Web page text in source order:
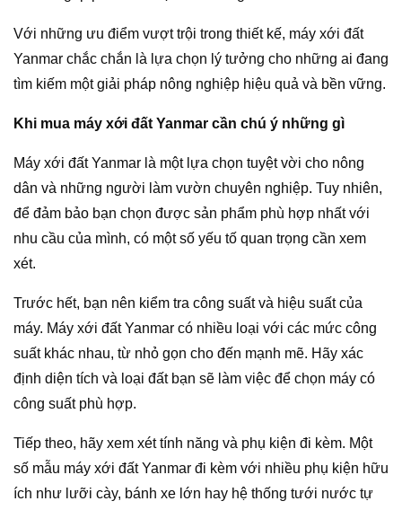
Với những ưu điểm vượt trội trong thiết kế, máy xới đất
Yanmar chắc chắn là lựa chọn lý tưởng cho những ai đang
tìm kiếm một giải pháp nông nghiệp hiệu quả và bền vững.
Khi mua máy xới đất Yanmar cần chú ý những gì
Máy xới đất Yanmar là một lựa chọn tuyệt vời cho nông
dân và những người làm vườn chuyên nghiệp. Tuy nhiên,
để đảm bảo bạn chọn được sản phẩm phù hợp nhất với
nhu cầu của mình, có một số yếu tố quan trọng cần xem
xét.
Trước hết, bạn nên kiểm tra công suất và hiệu suất của
máy. Máy xới đất Yanmar có nhiều loại với các mức công
suất khác nhau, từ nhỏ gọn cho đến mạnh mẽ. Hãy xác
định diện tích và loại đất bạn sẽ làm việc để chọn máy có
công suất phù hợp.
Tiếp theo, hãy xem xét tính năng và phụ kiện đi kèm. Một
số mẫu máy xới đất Yanmar đi kèm với nhiều phụ kiện hữu
ích như lưỡi cày, bánh xe lớn hay hệ thống tưới nước tự